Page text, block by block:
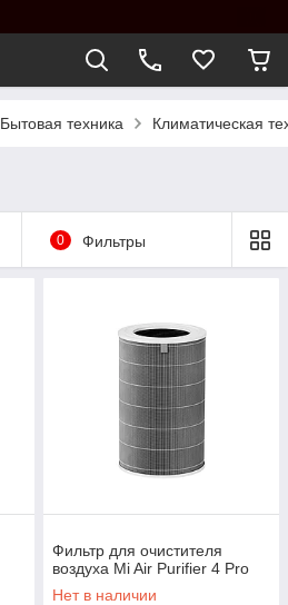
Бытовая техника Климатическая
0 Фильтры
Фильтр для очистителя
воздуха Mi Air Purifier 4 Pro
Нет в наличии